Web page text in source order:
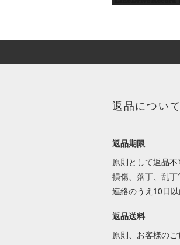
返品について
返品期限
原則として返品
損傷、落丁、乱
連絡のうえ10日以
返品送料
原則、お客様のご